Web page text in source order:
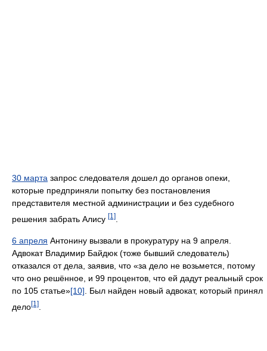
30 марта запрос следователя дошел до органов опеки,
которые предприняли попытку без постановления
представителя местной администрации и без судебного
решения забрать Алису [1]
6 апреля Антонину вызвали в прокуратуру на 9 апреля.
Адвокат Владимир Байдюк (тоже бывший следователь)
отказался от дела, заявив, что «за дело не возьмется, потому
что оно решённое, и 99 процентов, что ей дадут реальный срок
по 105 статье»[10] . Был найден новый адвокат, который принял
дело[1]